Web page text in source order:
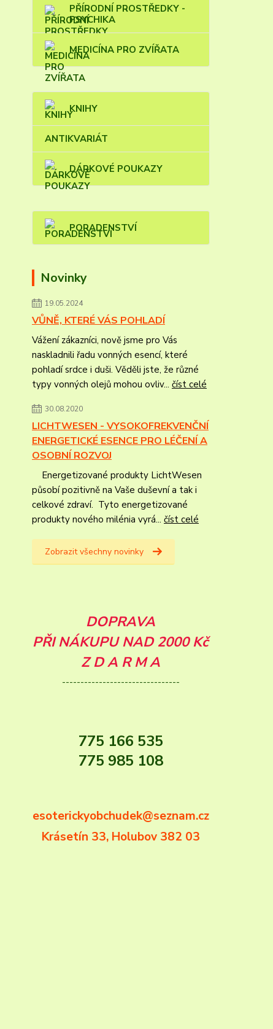
PŘÍRODNÍ PROSTŘEDKY -
PSYCHIKA
MEDICÍNA PRO ZVÍŘATA
KNIHY
ANTIKVARIÁT
DÁRKOVÉ POUKAZY
PORADENSTVÍ
Novinky
19.05.2024
VŮNĚ, KTERÉ VÁS POHLADÍ
Vážení zákazníci, nově jsme pro Vás
naskladnili řadu vonných esencí, které
pohladí srdce i duši. Věděli jste, že různé
typy vonných olejů mohou ovliv... číst celé
30.08.2020
LICHTWESEN - VYSOKOFREKVENČNÍ
ENERGETICKÉ ESENCE PRO LÉČENÍ A
OSOBNÍ ROZVOJ
Energetizované produkty LichtWesen
působí pozitivně na Vaše duševní a tak i
celkové zdraví. Tyto energetizované
produkty nového milénia vyrá... číst celé
Zobrazit všechny novinky
DOPRAVA
PŘI NÁKUPU NAD 2000 Kč
Z D A R M A
--------------------------------
775 166 535
775 985 108
esoterickyobchudek@seznam.cz
Krásetín 33, Holubov 382 03